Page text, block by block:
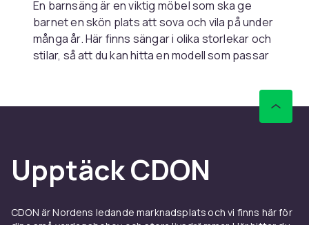
En barnsäng är en viktig möbel som ska ge
barnet en skön plats att sova och vila på under
många år. Här finns sängar i olika storlekar och
stilar, så att du kan hitta en modell som passar
inbjudande sovplats.
Vilken barnsäng som passar bäst beror
mycket på barnets ålder. För de minsta finns
tryggt på plats, medan äldre barn ofta trivs i en
Upptäck CDON
CDON är Nordens ledande marknadsplats och vi finns här för